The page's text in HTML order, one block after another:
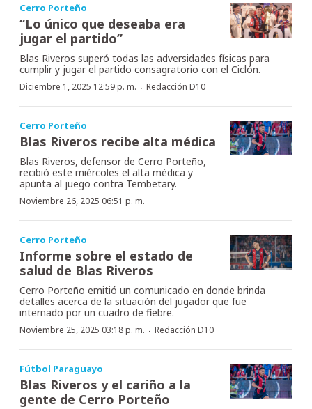
Cerro Porteño
“Lo único que deseaba era
jugar el partido”
Blas Riveros superó todas las adversidades físicas para
cumplir y jugar el partido consagratorio con el Ciclón.
Diciembre 1, 2025 12:59 p. m. · Redacción D10
Cerro Porteño
Blas Riveros recibe alta médica
Blas Riveros, defensor de Cerro Porteño,
recibió este miércoles el alta médica y
apunta al juego contra Tembetary.
Noviembre 26, 2025 06:51 p. m.
Cerro Porteño
Informe sobre el estado de
salud de Blas Riveros
Cerro Porteño emitió un comunicado en donde brinda
detalles acerca de la situación del jugador que fue
internado por un cuadro de fiebre.
Noviembre 25, 2025 03:18 p. m. · Redacción D10
Fútbol Paraguayo
Blas Riveros y el cariño a la
gente de Cerro Porteño